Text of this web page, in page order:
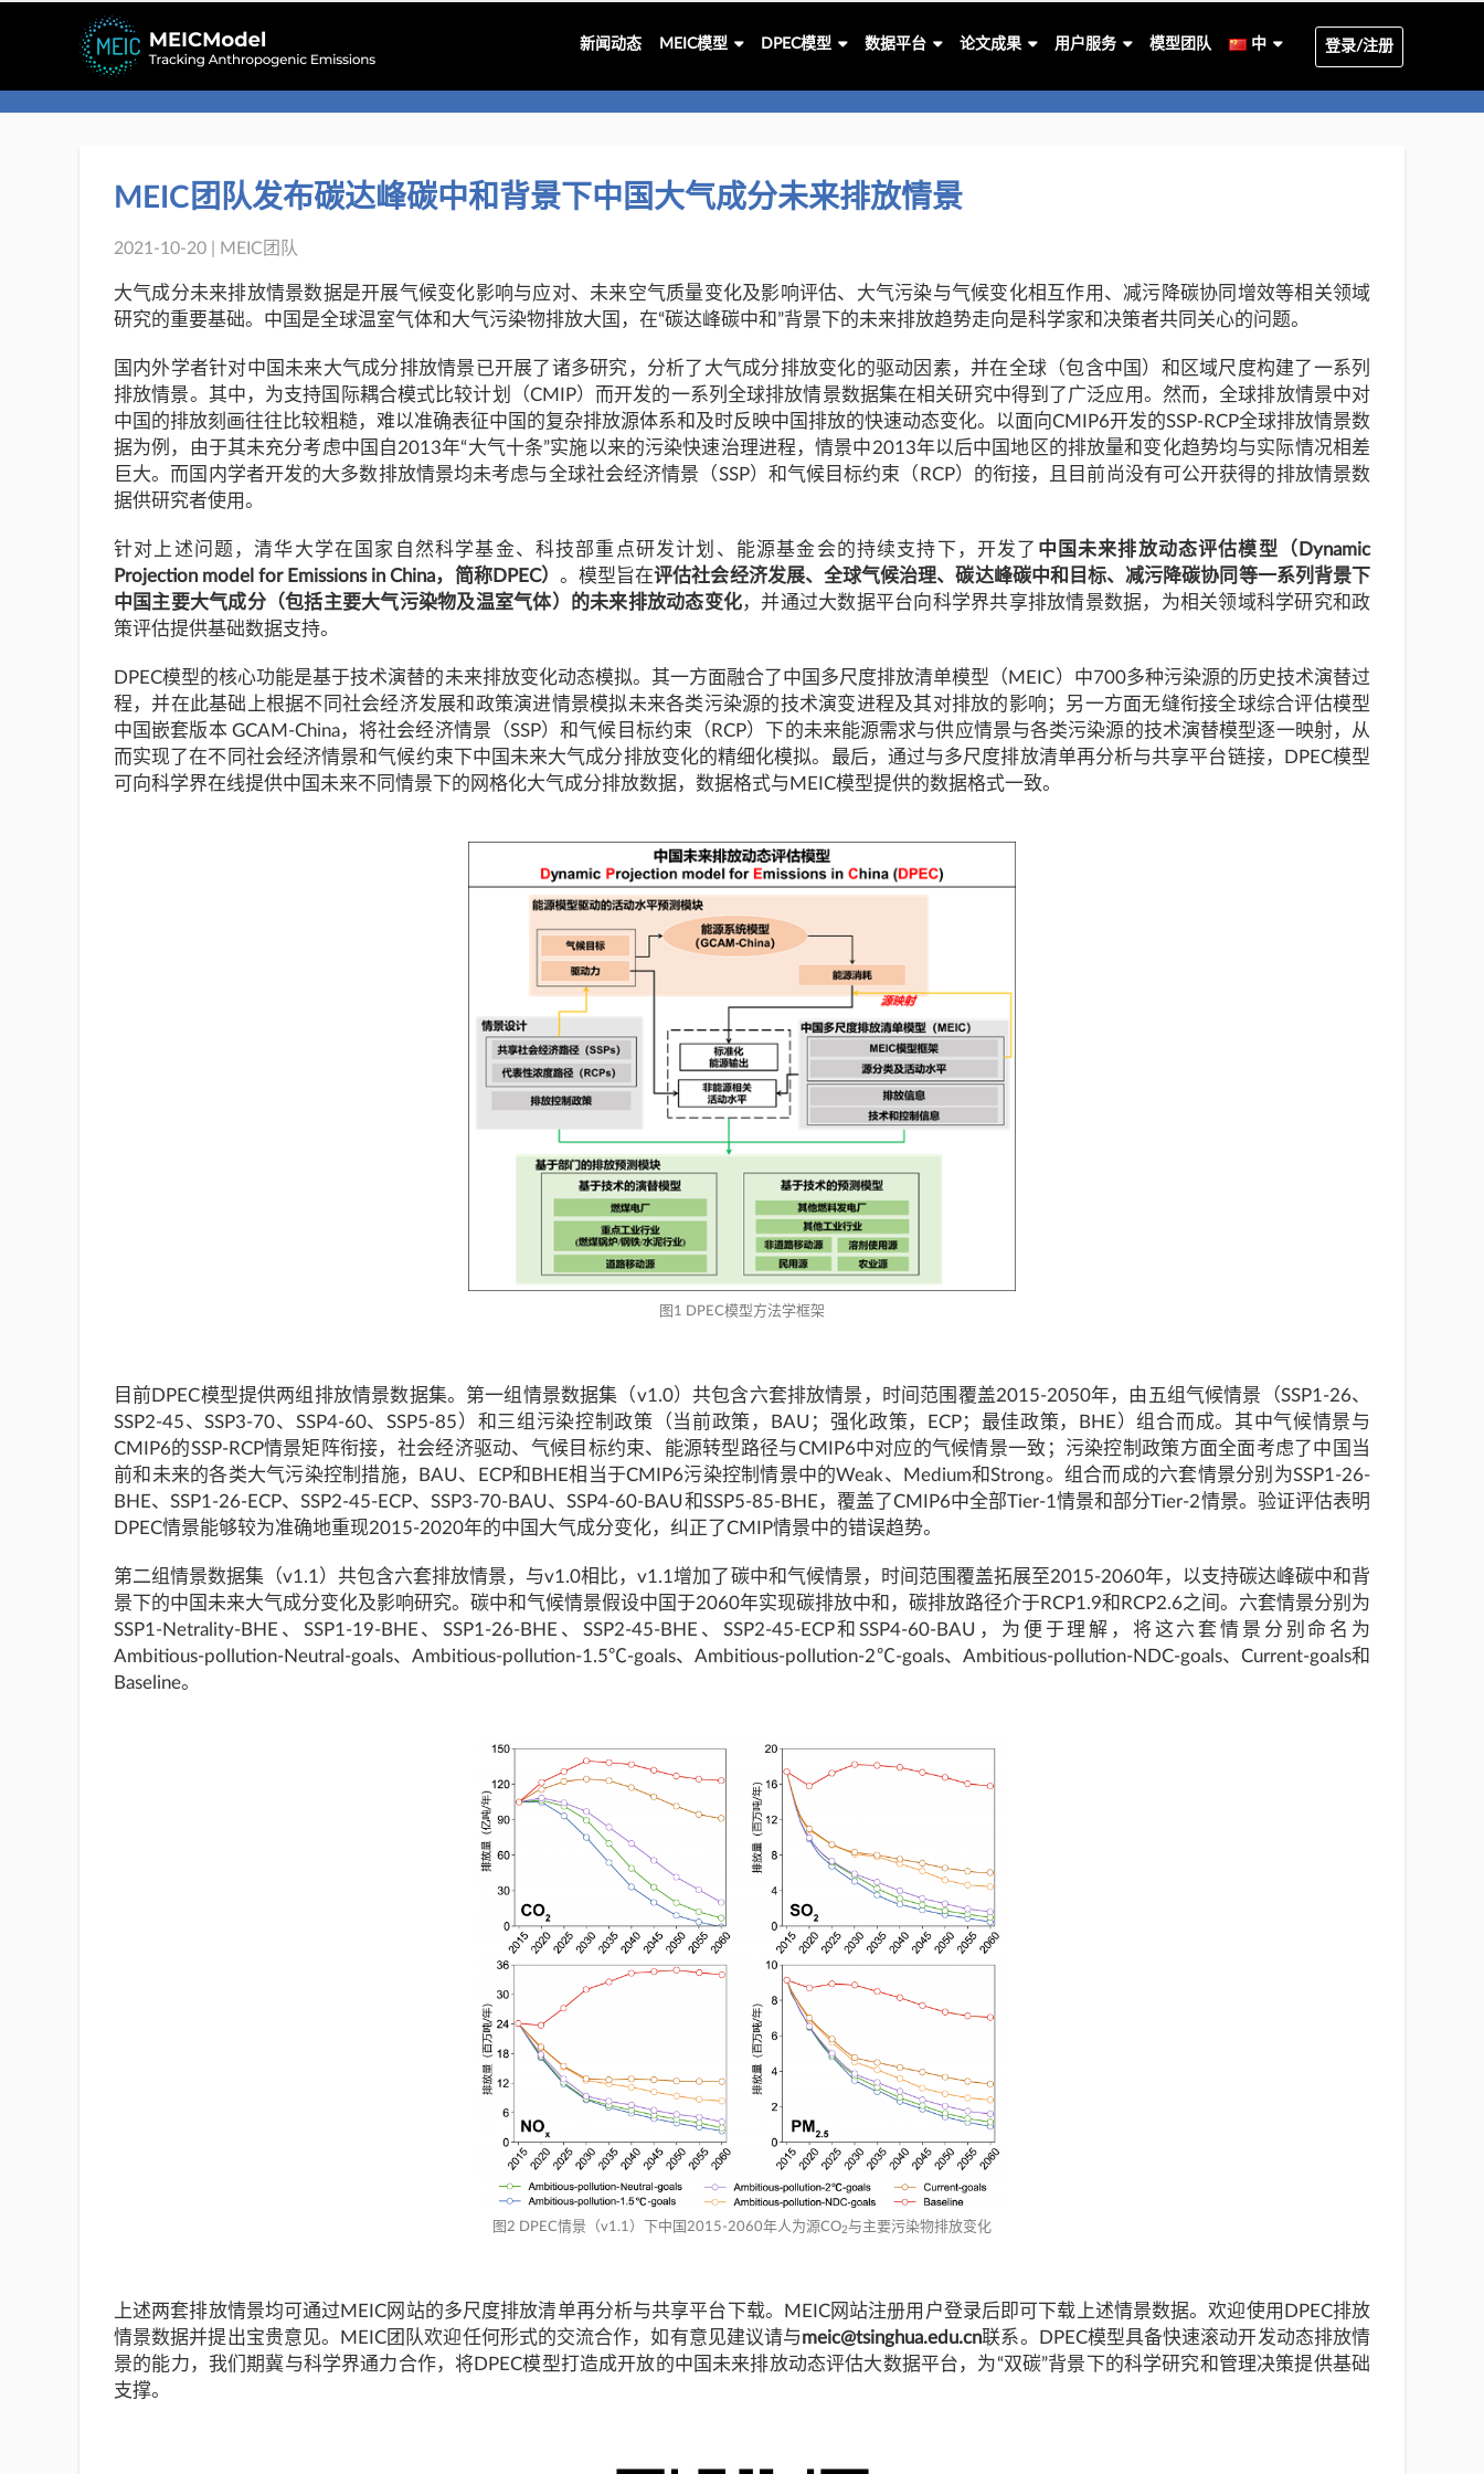
新闻动态 MEIC模型 DPEC模型 数据平台 论文成果 用户服务 模型团队 中 登录/注册
MEIC团队发布碳达峰碳中和背景下中国大气成分未来排放情景
2021-10-20 | MEIC团队
大气成分未来排放情景数据是开展气候变化影响与应对、未来空气质量变化及影响评估、大气污染与气候变化相互作用、减污降碳协同增效等相关领域
研究的重要基础。中国是全球温室气体和大气污染物排放大国，在“碳达峰碳中和”背景下的未来排放趋势走向是科学家和决策者共同关心的问题。
国内外学者针对中国未来大气成分排放情景已开展了诸多研究，分析了大气成分排放变化的驱动因素，并在全球（包含中国）和区域尺度构建了一系列
排放情景。其中，为支持国际耦合模式比较计划（CMIP）而开发的一系列全球排放情景数据集在相关研究中得到了广泛应用。然而，全球排放情景中对
中国的排放刻画往往比较粗糙，难以准确表征中国的复杂排放源体系和及时反映中国排放的快速动态变化。以面向CMIP6开发的SSP-RCP全球排放情景数
据为例，由于其未充分考虑中国自2013年“大气十条”实施以来的污染快速治理进程，情景中2013年以后中国地区的排放量和变化趋势均与实际情况相差
巨大。而国内学者开发的大多数排放情景均未考虑与全球社会经济情景（SSP）和气候目标约束（RCP）的衔接，且目前尚没有可公开获得的排放情景数
据供研究者使用。
针对上述问题，清华大学在国家自然科学基金、科技部重点研发计划、能源基金会的持续支持下，开发了 中国未来排放动态评估模型（Dynamic
Projection model for Emissions in China，简称DPEC） 。模型旨在评估社会经济发展、全球气候治理、碳达峰碳中和目标、减污降碳协同等一系列背景下
中国主要大气成分（包括主要大气污染物及温室气体）的未来排放动态变化，并通过大数据平台向科学界共享排放情景数据，为相关领域科学研究和政
策评估提供基础数据支持。
DPEC模型的核心功能是基于技术演替的未来排放变化动态模拟。其一方面融合了中国多尺度排放清单模型（MEIC）中700多种污染源的历史技术演替过
程，并在此基础上根据不同社会经济发展和政策演进情景模拟未来各类污染源的技术演变进程及其对排放的影响；另一方面无缝衔接全球综合评估模型
中国嵌套版本 GCAM-China，将社会经济情景（SSP）和气候目标约束（RCP）下的未来能源需求与供应情景与各类污染源的技术演替模型逐一映射，从
而实现了在不同社会经济情景和气候约束下中国未来大气成分排放变化的精细化模拟。最后，通过与多尺度排放清单再分析与共享平台链接，DPEC模型
可向科学界在线提供中国未来不同情景下的网格化大气成分排放数据，数据格式与MEIC模型提供的数据格式一致。
图1 DPEC模型方法学框架
目前DPEC模型提供两组排放情景数据集。第一组情景数据集（v1.0）共包含六套排放情景，时间范围覆盖2015-2050年，由五组气候情景（SSP1-26、
SSP2-45、SSP3-70、SSP4-60、SSP5-85）和三组污染控制政策（当前政策，BAU；强化政策，ECP；最佳政策，BHE）组合而成。其中气候情景与
CMIP6的SSP-RCP情景矩阵衔接，社会经济驱动、气候目标约束、能源转型路径与CMIP6中对应的气候情景一致；污染控制政策方面全面考虑了中国当
前和未来的各类大气污染控制措施，BAU、ECP和BHE相当于CMIP6污染控制情景中的Weak、Medium和Strong。组合而成的六套情景分别为SSP1-26-
BHE、SSP1-26-ECP、SSP2-45-ECP、SSP3-70-BAU、SSP4-60-BAU和SSP5-85-BHE，覆盖了CMIP6中全部Tier-1情景和部分Tier-2情景。验证评估表明
DPEC情景能够较为准确地重现2015-2020年的中国大气成分变化，纠正了CMIP情景中的错误趋势。
第二组情景数据集（v1.1）共包含六套排放情景，与v1.0相比，v1.1增加了碳中和气候情景，时间范围覆盖拓展至2015-2060年，以支持碳达峰碳中和背
景下的中国未来大气成分变化及影响研究。碳中和气候情景假设中国于2060年实现碳排放中和，碳排放路径介于RCP1.9和RCP2.6之间。六套情景分别为
SSP1-Netrality-BHE、SSP1-19-BHE、SSP1-26-BHE、SSP2-45-BHE、SSP2-45-ECP和SSP4-60-BAU，为便于理解，将这六套情景分别命名为
Ambitious-pollution-Neutral-goals、Ambitious-pollution-1.5℃-goals、Ambitious-pollution-2℃-goals、Ambitious-pollution-NDC-goals、Current-goals和
Baseline。
图2 DPEC情景（v1.1）下中国2015-2060年人为源CO2与主要污染物排放变化
上述两套排放情景均可通过MEIC网站的多尺度排放清单再分析与共享平台下载。MEIC网站注册用户登录后即可下载上述情景数据。欢迎使用DPEC排放
情景数据并提出宝贵意见。MEIC团队欢迎任何形式的交流合作，如有意见建议请与meic@tsinghua.edu.cn联系。DPEC模型具备快速滚动开发动态排放情
景的能力，我们期冀与科学界通力合作，将DPEC模型打造成开放的中国未来排放动态评估大数据平台，为“双碳”背景下的科学研究和管理决策提供基础
支撑。